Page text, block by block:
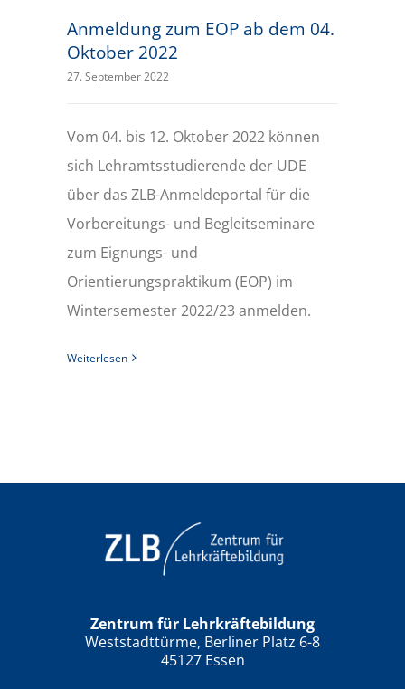
Anmeldung zum EOP ab dem 04.
Oktober 2022
27. September 2022
Vom 04. bis 12. Oktober 2022 können
sich Lehramtsstudierende der UDE
über das ZLB-Anmeldeportal für die
Vorbereitungs- und Begleitseminare
zum Eignungs- und
Orientierungspraktikum (EOP) im
Wintersemester 2022/23 anmelden.
Weiterlesen
Zentrum für Lehrkräftebildung
Weststadttürme, Berliner Platz 6-8
45127 Essen